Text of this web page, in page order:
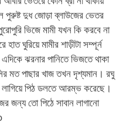
পুরুষ্ট দুধ জোড়া ব্লাউজের ভেতর
ভিজে মামী যখন কি করবে না
ঘুরিয়ে মামীর শাড়ীটা সম্পূর্ন
ঝরনার পানিতে ভিজতে থাকা
মত পাছার খাজ তখন দৃশ্যমান। রঘু
লাগিয়ে পিঠ ডলতে আরম্ভ করেছে।
জন্য তো পিঠে সাবান লাগানো